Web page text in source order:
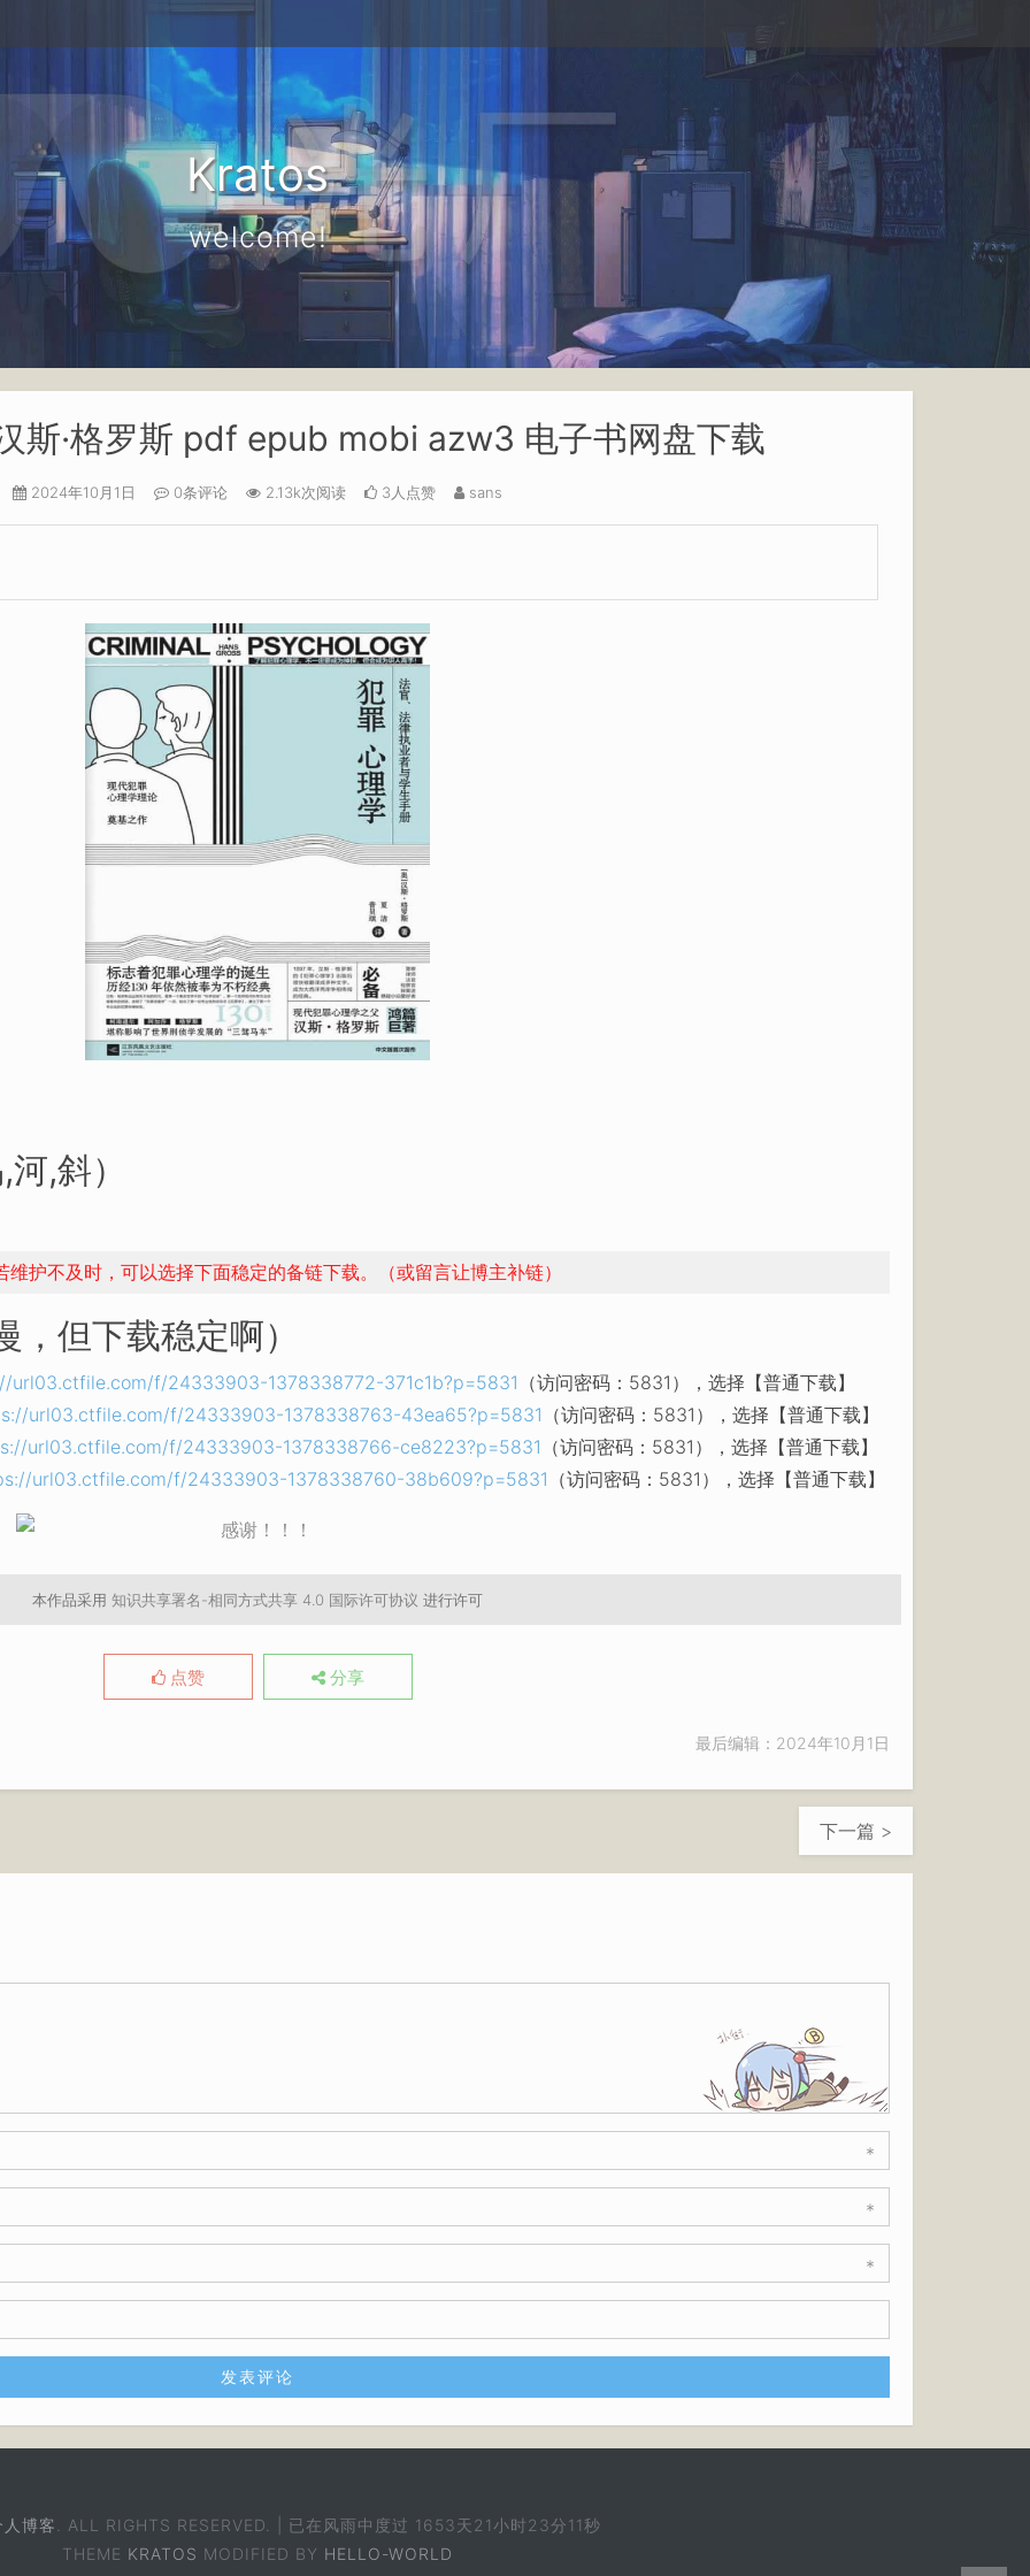
Kratos
welcome!
斯·格罗斯 pdf epub mobi azw3 电子书网盘下载
2024年10月1日 0条评论 2.13k次阅读 3人点赞 sans
,斜）
护不及时，可以选择下面稳定的备链下载。（或留言让博主补链）
但下载稳定啊）
url03.ctfile.com/f/24333903-1378338772-371c1b?p=5831 （访问密码：5831），选择【普通下载】
url03.ctfile.com/f/24333903-1378338763-43ea65?p=5831 （访问密码：5831），选择【普通下载】
url03.ctfile.com/f/24333903-1378338766-ce8223?p=5831 （访问密码：5831），选择【普通下载】
url03.ctfile.com/f/24333903-1378338760-38b609?p=5831 （访问密码：5831），选择【普通下载】
本作品采用 知识共享署名-相同方式共享 4.0 国际许可协议 进行许可
点赞 分享
最后编辑：2024年10月1日
下一篇 >
*
*
*
人博客 . ALL RIGHTS RESERVED. | 已在风雨中度过 1653天21小时23分11秒
THEME KRATOS MODIFIED BY HELLO-WORLD